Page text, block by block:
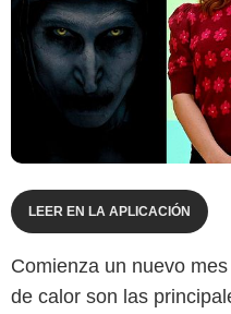
LEER EN LA APLICACIÓN
Comienza un nuevo
de calor son las